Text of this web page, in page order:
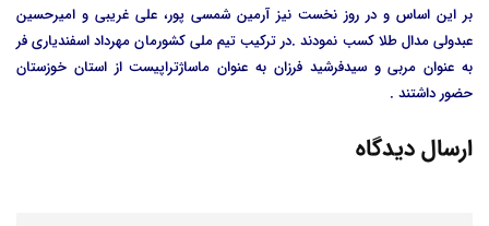
بر این اساس و در روز نخست نیز آرمین شمسی پور، علی غریبی و امیرحسین
عبدولی مدال طلا کسب نمودند .در ترکیب تیم ملی کشورمان مهرداد اسفندیاری فر
به عنوان مربی و سیدفرشید فرزان به عنوان ماساژتراپیست از استان خوزستان
حضور داشتند .
ارسال دیدگاه